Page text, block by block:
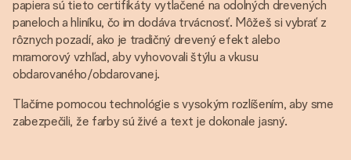
papiera sú tieto certifikáty vytlačené na odolných drevených
paneloch a hliníku, čo im dodáva trvácnosť. Môžeš si vybrať z
rôznych pozadí, ako je tradičný drevený efekt alebo
mramorový vzhľad, aby vyhovovali štýlu a vkusu
obdarovaného/obdarovanej.
Tlačíme pomocou technológie s vysokým rozlíšením, aby sme
zabezpečili, že farby sú živé a text je dokonale jasný.